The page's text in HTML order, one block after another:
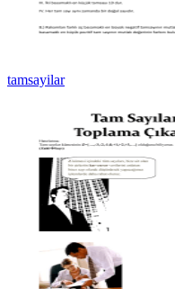
tamsayilar